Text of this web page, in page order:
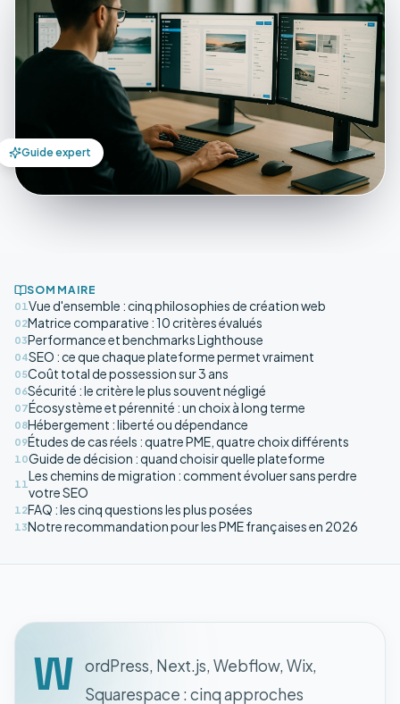
Guide expert
SOMMAIRE
01 Vue d'ensemble : cinq philosophies de création web
02Matrice comparative : 10 critères évalués
03Performance et benchmarks Lighthouse
04SEO : ce que chaque plateforme permet vraiment
05Coût total de possession sur 3 ans
06Sécurité : le critère le plus souvent négligé
07Écosystème et pérennité : un choix à long terme
08Hébergement : liberté ou dépendance
09Études de cas réels : quatre PME, quatre choix différents
10Guide de décision : quand choisir quelle plateforme
11
Les chemins de migration : comment évoluer sans perdre
votre SEO
12FAQ : les cinq questions les plus posées
13Notre recommandation pour les PME françaises en 2026
W ordPress, Next.js, Webflow, Wix,
Squarespace : cinq approches